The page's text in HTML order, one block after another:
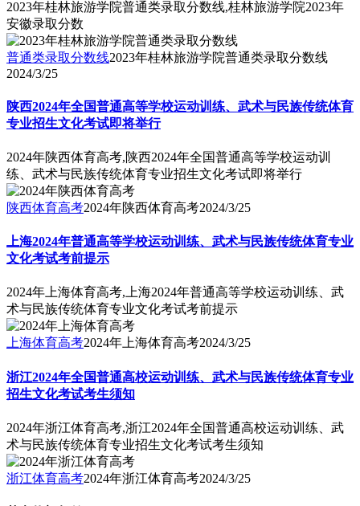
2023年桂林旅游学院普通类录取分数线,桂林旅游学院2023年
安徽录取分数
普通类录取分数线2023年桂林旅游学院普通类录取分数线
2024/3/25
陕西2024年全国普通高等学校运动训练、武术与民族传统体育
专业招生文化考试即将举行
2024年陕西体育高考,陕西2024年全国普通高等学校运动训
练、武术与民族传统体育专业招生文化考试即将举行
陕西体育高考2024年陕西体育高考2024/3/25
上海2024年普通高等学校运动训练、武术与民族传统体育专业
文化考试考前提示
2024年上海体育高考,上海2024年普通高等学校运动训练、武
术与民族传统体育专业文化考试考前提示
上海体育高考2024年上海体育高考2024/3/25
浙江2024年全国普通高校运动训练、武术与民族传统体育专业
招生文化考试考生须知
2024年浙江体育高考,浙江2024年全国普通高校运动训练、武
术与民族传统体育专业招生文化考试考生须知
浙江体育高考2024年浙江体育高考2024/3/25